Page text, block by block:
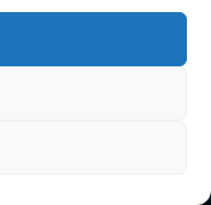
Ponceuse orbitale